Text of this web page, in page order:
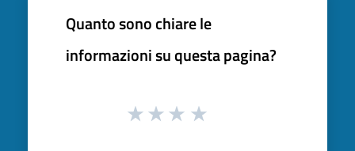
Quanto sono chiare le
informazioni su questa pagina?